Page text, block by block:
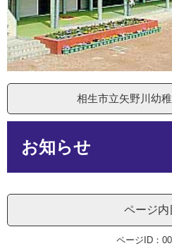
相生市立矢野川幼
お知らせ
ページ内
ページID：